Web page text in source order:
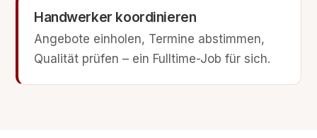
Handwerker koordinieren
Angebote einholen, Termine abstimmen,
Qualität prüfen – ein Fulltime-Job für sich.